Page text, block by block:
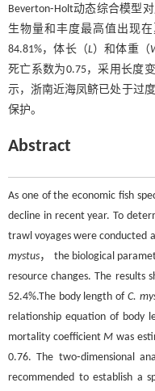
Beverton⁃Holt动态综合模型
生物量和丰度最高值出现在
84.81%，体长（L）和体重（
死亡系数为0.75，采用长度
示，浙南近海凤鲚已处于过
保护。
Abstract
As one of the economic fish
decline in recent year. To
trawl voyages were conducted
mystus， the biological
resource changes. The
52.4%.The body length of C.
relationship equation of body
mortality coefficientM was
0.76. The two⁃dimensional
recommended to establish a